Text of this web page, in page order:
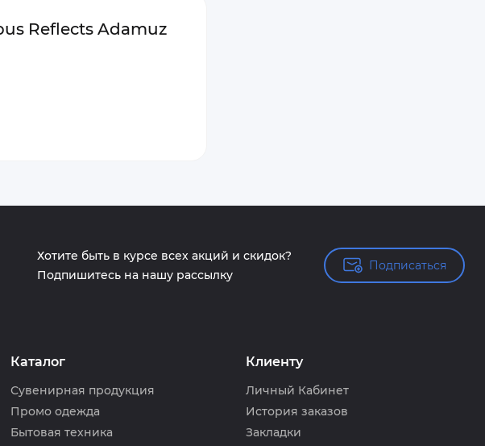
Reflects Adamuz
Хотите быть в курсе всех акций и скидок?
Подпишитесь на нашу рассылку
Подписаться
Подписаться
Каталог
Сувенирная продукция
Промо одежда
Бытовая техника
Клиенту
Личный Кабинет
История заказов
Закладки